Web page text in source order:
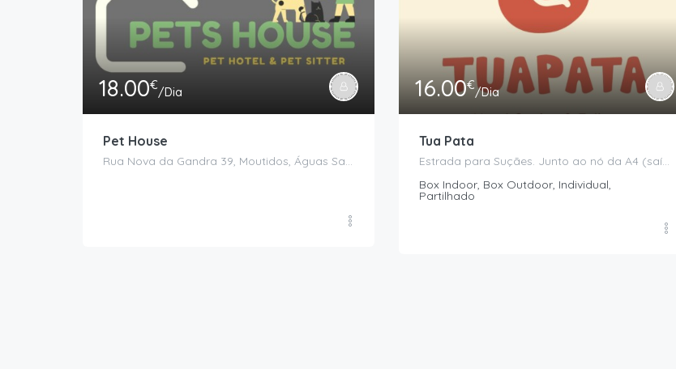
18.00€/Dia
Pet House
Rua Nova da Gandra 39, Moutidos, Águas Santas, Maia, Porto
16.00€/Dia
Tua Pata
Estrada para Suçães. Junto ao nó da A4 (saída Mirandela/Valpaços), Mirandela
Box Indoor, Box Outdoor, Individual,
Partilhado